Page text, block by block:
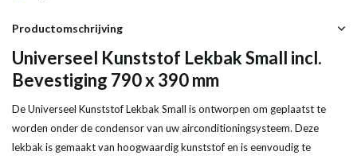
Productomschrijving
Universeel Kunststof Lekbak Small incl.
Bevestiging 790 x 390 mm
De Universeel Kunststof Lekbak Small is ontworpen om geplaatst te
worden onder de condensor van uw airconditioningsysteem. Deze
lekbak is gemaakt van hoogwaardig kunststof en is eenvoudig te